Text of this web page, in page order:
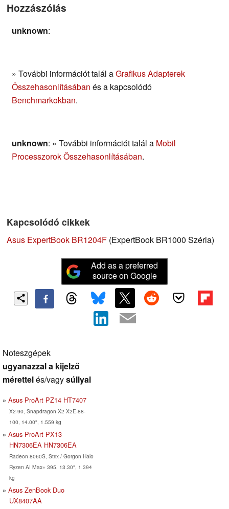
Hozzászólás
unknown:
» További információt talál aGrafikus Adapterek
Összehasonlításában és a kapcsolódó
Benchmarkokban.
unknown: » További információt talál a Mobil
Processzorok Összehasonlításában.
Kapcsolódó cikkek
Asus ExpertBook BR1204F (ExpertBook BR1000 Széria)
Add as a preferred
source on Google
Noteszgépek
ugyanazzal a kijelző
mérettelés/vagysúllyal
Asus ProArt PZ14 HT7407
X2-90, Snapdragon X2 X2E-88-
100, 14.00", 1.559 kg
Asus ProArt PX13
HN7306EA HN7306EA
Radeon 8060S, Strix / Gorgon Halo
Ryzen AI Max+ 395, 13.30", 1.394
kg
Asus ZenBook Duo
UX8407AA